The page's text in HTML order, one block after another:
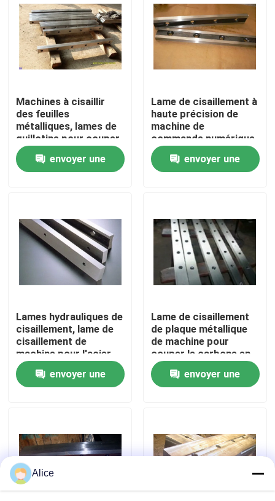
Accueil
À propos de nous
Visite de l'usine
Nous contacter
Nouvelles
Demander un devis
frein de presse hydraulique de commande numérique
Machines à cisaillir
des feuilles
métalliques, lames de
guillotine pour couper
envoyer une
Lame de cisaillement à
haute précision de
machine de
commande numérique
par ordinateur pour
l'acier
inoxydable/Cr12MoV
envoyer une
Lames hydrauliques de
cisaillement, lame de
cisaillement de
machine pour l'acier
doux T8, T10
envoyer une
Lame de cisaillement
de plaque métallique
de machine pour
couper le carbone en
acier H13/9CrSi
envoyer une
Alice